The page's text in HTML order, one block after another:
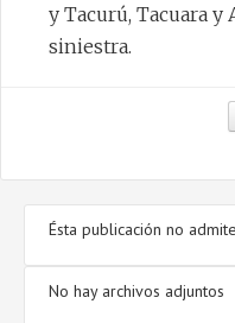
y Tacurú, Tacuara y
siniestra.
Ésta publicación no
No hay archivos adjuntos